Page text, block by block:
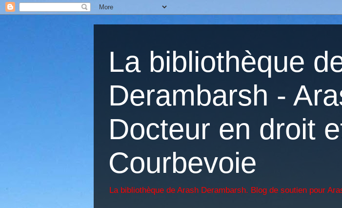
La bibliothèque
Derambarsh -
Docteur en droit
Courbevoie
La bibliothèque de Arash Derambarsh. Blog de soutien pour